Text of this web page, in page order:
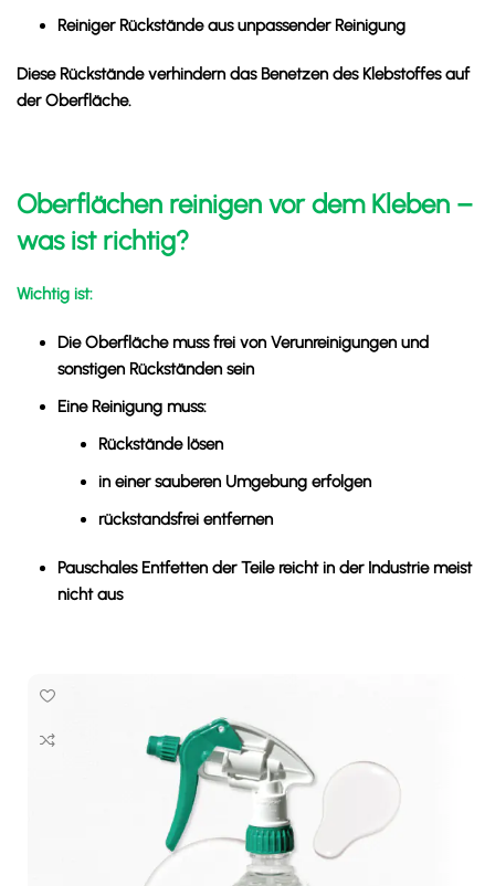
Reiniger Rückstände aus unpassender Reinigung
Diese Rückstände verhindern das Benetzen des Klebstoffes auf
der Oberfläche.
Oberflächen reinigen vor dem Kleben –
was ist richtig?
Wichtig ist:
Die Oberfläche muss frei von Verunreinigungen und
sonstigen Rückständen sein
Eine Reinigung muss:
Rückstände lösen
in einer sauberen Umgebung erfolgen
rückstandsfrei entfernen
Pauschales Entfetten der Teile reicht in der Industrie meist
nicht aus